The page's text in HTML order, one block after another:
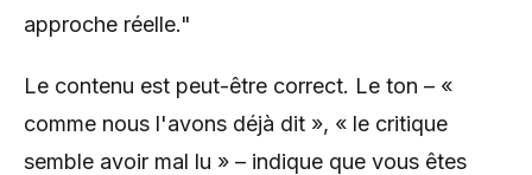
approche réelle."
Le contenu est peut-être correct. Le ton – «
comme nous l'avons déjà dit », « le critique
semble avoir mal lu » – indique que vous êtes